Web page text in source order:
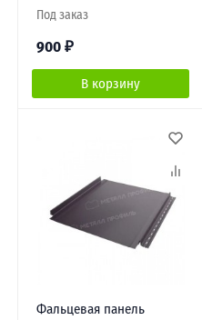
Под заказ
900 ₽
В корзину
Фальцевая панель